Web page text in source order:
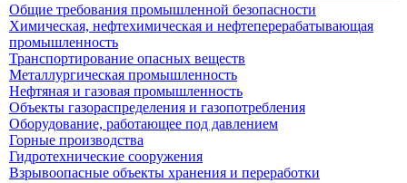
Общие требования промышленной безопасности
Химическая, нефтехимическая и нефтеперерабатывающая
промышленность
Транспортирование опасных веществ
Металлургическая промышленность
Нефтяная и газовая промышленность
Объекты газораспределения и газопотребления
Оборудование, работающее под давлением
Горные производства
Гидротехнические сооружения
Взрывоопасные объекты хранения и переработки